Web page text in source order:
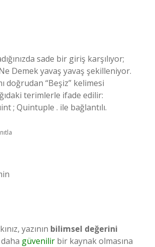
sade bir giriş karşılıyor;
Demek yavaş yavaş şekilleniyor.
doğrudan “Beşiz” kelimesi
terimlerle ifade edilir:
; Quintuple . ile bağlantılı.
yazının bilimsel değerini
güvenilir bir kaynak olmasına